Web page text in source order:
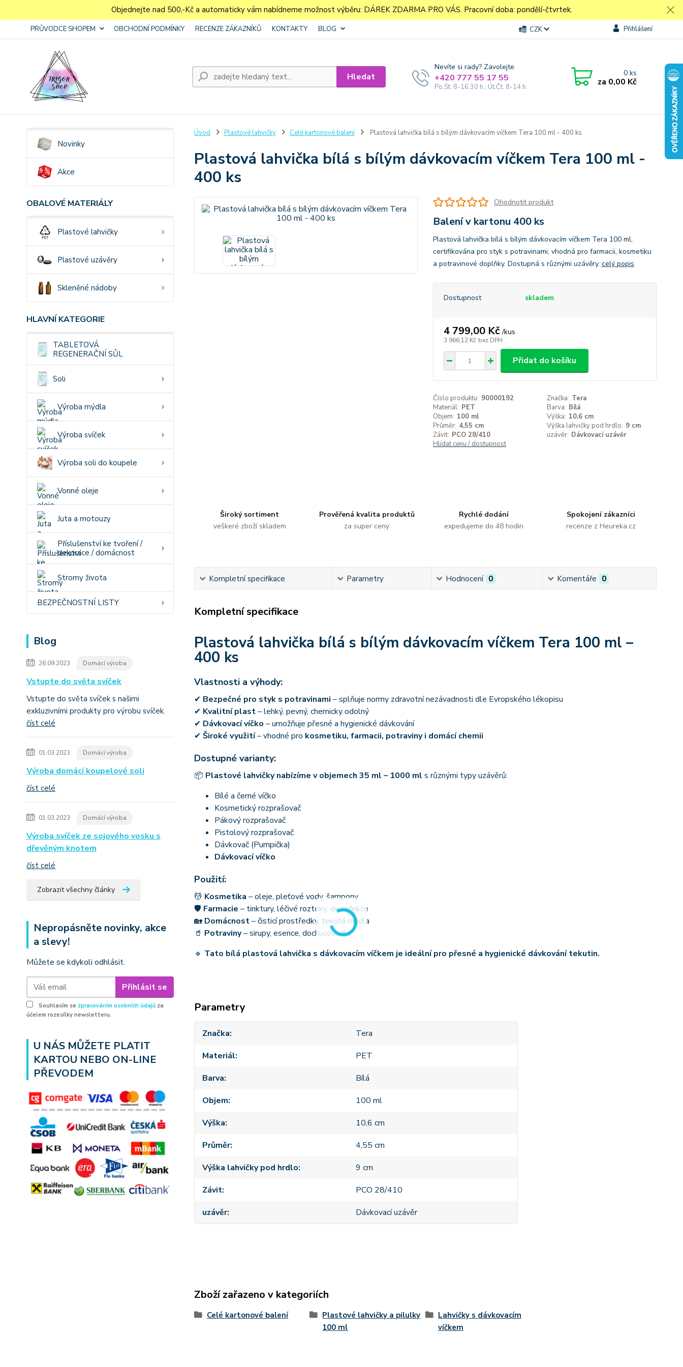
Objednejte nad 500,-Kč a automaticky vám nabídneme možnost výběru: DÁREK ZDARMA PRO VÁS. Pracovní doba: pondělí-čtvrtek.
PRŮVODCE SHOPEM OBCHODNÍ PODMÍNKY RECENZE ZÁKAZNÍKŮ KONTAKTY BLOG CZK Přihlášení
Hledat
Nevíte si rady? Zavolejte.
+420 777 55 17 55
Po,St: 8-16.30 h., Út,Čt: 8-14 h.
0ks
za 0,00 Kč
Novinky
Akce
OBALOVÉ MATERIÁLY
Plastové lahvičky
Plastové uzávěry
Skleněné nádoby
HLAVNÍ KATEGORIE
TABLETOVÁ
REGENERAČNÍ SŮL
Soli
Výroba mýdla
Výroba svíček
Výroba soli do koupele
Vonné oleje
Juta a motouzy
Příslušenství ke tvoření /
dekorace / domácnost
Stromy života
BEZPEČNOSTNÍ LISTY
Blog
26.09.2023 Domácí výroba
Vstupte do světa svíček
Vstupte do světa svíček s našimi
exkluzivními produkty pro výrobu svíček.
číst celé
01.03.2023 Domácí výroba
Výroba domácí koupelové soli
číst celé
01.03.2023 Domácí výroba
Výroba svíček ze sojového vosku s
dřevěným knotem
číst celé
Zobrazit všechny články
Nepropásněte novinky, akce
a slevy!
Můžete se kdykoli odhlásit.
Přihlásit se
Souhlasím se zpracováním osobních údajů za
účelem rozesílky newsletteru.
U NÁS MŮŽETE PLATIT
KARTOU NEBO ON-LINE
PŘEVODEM
Úvod Plastové lahvičky Celé kartonové balení Plastová lahvička bílá s bílým dávkovacím víčkem Tera 100 ml - 400 ks
Plastová lahvička bílá s bílým dávkovacím víčkem Tera 100 ml -
400 ks
Ohodnotit produkt
Balení v kartonu 400 ks
Plastová lahvička bílá s bílým dávkovacím víčkem Tera 100 ml,
certifikována pro styk s potravinami, vhodná pro farmacii, kosmetiku
a potravinové doplňky. Dostupná s různými uzávěry. celý popis
Dostupnost skladem
4 799,00 Kč /kus
3 966,12 Kč bez DPH
Přidat do košíku
Číslo produktu: 90000192 Značka: Tera
Materiál: PET Barva: Bílá
Objem: 100 ml Výška: 10,6 cm
Průměr: 4,55 cm Výška lahvičky pod hrdlo: 9 cm
Závit: PCO 28/410 uzávěr: Dávkovací uzávěr
Hlídat cenu / dostupnost
Široký sortiment
veškeré zboží skladem
Prověřená kvalita produktů
za super ceny
Rychlé dodání
expedujeme do 48 hodin
Spokojení zákazníci
recenze z Heureka.cz
Kompletní specifikace Parametry Hodnocení 0 Komentáře 0
Kompletní specifikace
Plastová lahvička bílá s bílým dávkovacím víčkem Tera 100 ml –
400 ks
Vlastnosti a výhody:
✔ Bezpečné pro styk s potravinami – splňuje normy zdravotní nezávadnosti dle Evropského lékopisu
✔ Kvalitní plast– lehký, pevný, chemicky odolný
✔ Dávkovací víčko – umožňuje přesné a hygienické dávkování
✔ Široké využití– vhodné pro kosmetiku, farmacii, potraviny i domácí chemii
Dostupné varianty:
📦 Plastové lahvičky nabízíme v objemech 35 ml – 1000 ml s různými typy uzávěrů:
Bílé a černé víčko
Kosmetický rozprašovač
Pákový rozprašovač
Pistolový rozprašovač
Dávkovač (Pumpička)
Dávkovací víčko
Použití:
💆 Kosmetika – oleje, pleťové vody, šampony
🛡 Farmacie – tinktury, léčivé roztoky, dezinfekce
🏡 Domácnost– čisticí prostředky, tekutá mýdla
🥤 Potraviny– sirupy, esence, dochucovadla
🔹 Tato bílá plastová lahvička s dávkovacím víčkem je ideální pro přesné a hygienické dávkování tekutin.
Parametry
Značka
Tera
Materiál
PET
Barva
Bílá
Objem
100 ml
Výška
10,6 cm
Průměr
4,55 cm
Výška lahvičky pod hrdlo
9 cm
Závit
PCO 28/410
uzávěr
Dávkovací uzávěr
Zboží zařazeno v kategoriích
Celé kartonové balení
Plastové lahvičky a pilulky
100 ml
Lahvičky s dávkovacím
víčkem